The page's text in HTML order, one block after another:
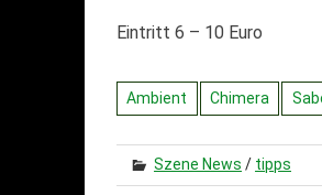
Eintritt 6 – 10 Euro
Ambient Chimera
Szene News / tipps